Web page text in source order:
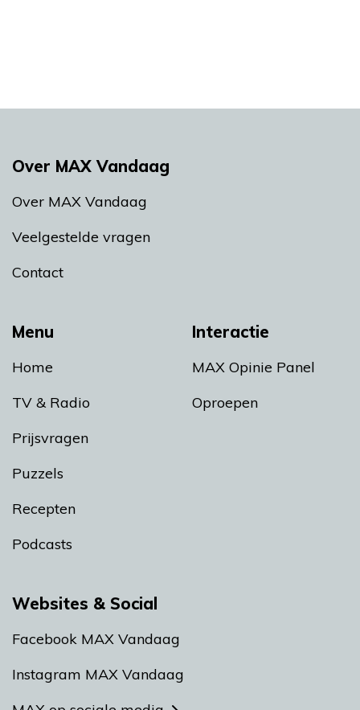
Menu
Home
TV & Radio
Prijsvragen
Puzzels
Recepten
Podcasts
Interactie
MAX Opinie Panel
Oproepen
Over MAX Vandaag
Over MAX Vandaag
Veelgestelde vragen
Contact
Websites & Social
Facebook MAX Vandaag
Instagram MAX Vandaag